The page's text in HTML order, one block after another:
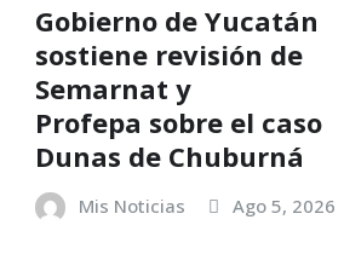
Gobierno de Yucatán
sostiene revisión de
Semarnat y
Profepa sobre el caso
Dunas de Chuburná
Mis Noticias Ago 5, 2026